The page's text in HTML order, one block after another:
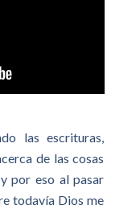
las escrituras,
de las cosas
por eso al pasar
todavía Dios me